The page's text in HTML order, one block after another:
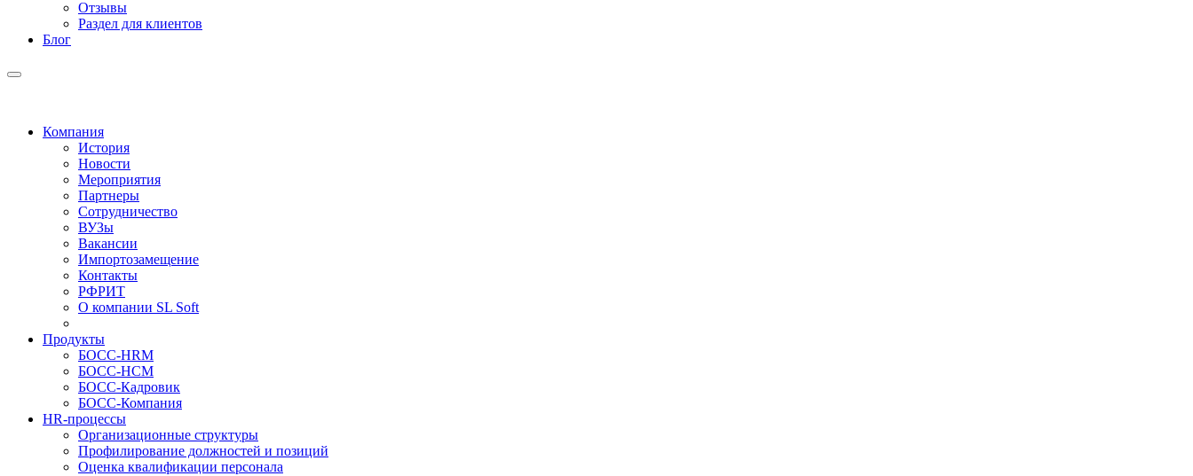
Отзывы
Раздел для клиентов
Блог
Компания
История
Новости
Мероприятия
Партнеры
Сотрудничество
ВУЗы
Вакансии
Импортозамещение
Контакты
РФРИТ
О компании SL Soft
Продукты
БОСС-HRM
БОСС-HCM
БОСС-Кадровик
БОСС-Компания
HR-процессы
Организационные структуры
Профилирование должностей и позиций
Оценка квалификации персонала